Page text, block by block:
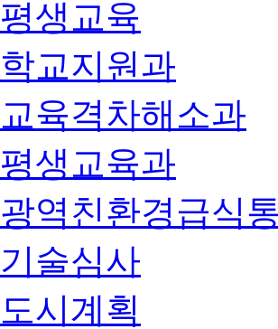
평생교육
학교지원과
교육격차해소과
평생교육과
광역친환경급식
기술심사
도시계획